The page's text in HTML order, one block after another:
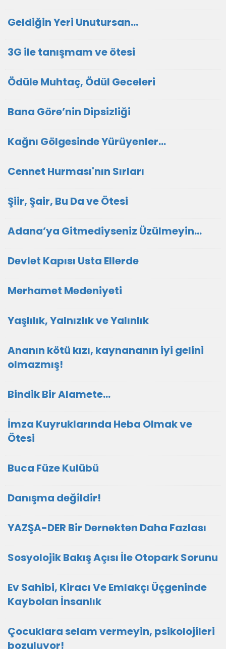
Geldiğin Yeri Unutursan…
3G ile tanışmam ve ötesi
Ödüle Muhtaç, Ödül Geceleri
Bana Göre’nin Dipsizliği
Kağnı Gölgesinde Yürüyenler…
Cennet Hurması'nın Sırları
Şiir, Şair, Bu Da ve Ötesi
Adana’ya Gitmediyseniz Üzülmeyin…
Devlet Kapısı Usta Ellerde
Merhamet Medeniyeti
Yaşlılık, Yalnızlık ve Yalınlık
Ananın kötü kızı, kaynananın iyi gelini
olmazmış!
Bindik Bir Alamete...
İmza Kuyruklarında Heba Olmak ve
Ötesi
Buca Füze Kulübü
Danışma değildir!
YAZŞA-DER Bir Dernekten Daha Fazlası
Sosyolojik Bakış Açısı İle Otopark Sorunu
Ev Sahibi, Kiracı Ve Emlakçı Üçgeninde
Kaybolan İnsanlık
Çocuklara selam vermeyin, psikolojileri
bozuluyor!